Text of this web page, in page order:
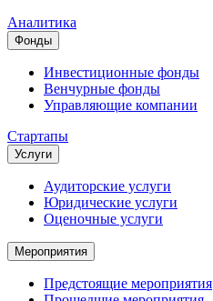
Аналитика
Фонды
Инвестиционные фонды
Венчурные фонды
Управляющие компании
Стартапы
Услуги
Аудиторские услуги
Юридические услуги
Оценочные услуги
Мероприятия
Предстоящие мероприятия